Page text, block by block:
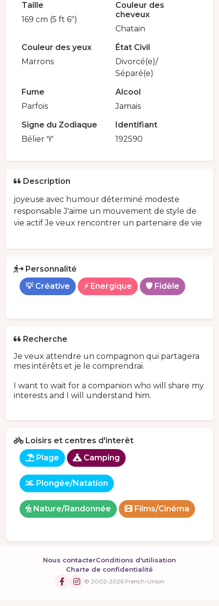
Taille
169 cm (5 ft 6")
Couleur des
cheveux
Chatain
Couleur des yeux
Marrons
État Civil
Divorcé(e)/
Séparé(e)
Fume
Parfois
Alcool
Jamais
Signe du Zodiaque
Bélier ♈
Identifiant
192590
Description
joyeuse avec humour déterminé modeste
responsable J'aime un mouvement de style de
vie actif Je veux rencontrer un partenaire de vie
Personnalité
💡 Créative
⚡ Energique 🛡️ Fidèle
Recherche
Je veux attendre un compagnon qui partagera
mes intérêts et je le comprendrai.
I want to wait for a companion who will share my
interests and I will understand him.
Loisirs et centres d'interêt
Plage
Camping
Plongée/Natation
Nature/Randonnée Films/Cinéma
Nous contacterConditions d'utilisation
Charte de confidentialité
© 2002-2026 French-Union